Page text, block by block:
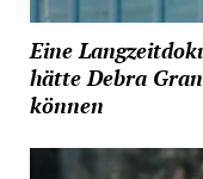
Eine
hätte Debra
können